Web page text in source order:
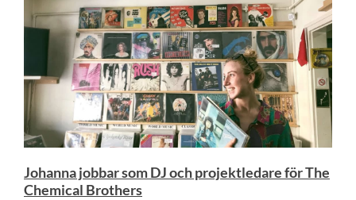
Johanna jobbar som DJ och projektledare för The
Chemical Brothers